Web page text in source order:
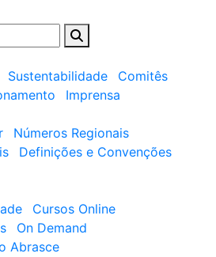
Sustentabilidade
Comitês
Imprensa
Números Regionais
Definições e Convenções
Cursos Online
On Demand
Abrasce